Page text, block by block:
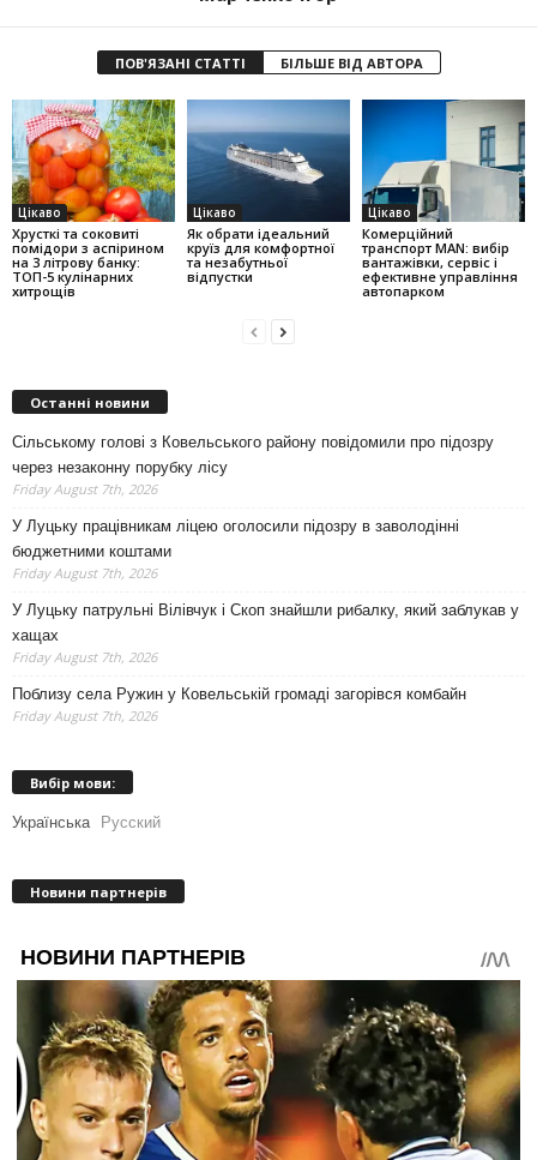
ПОВ'ЯЗАНІ СТАТТІ БІЛЬШЕ ВІД АВТОРА
Цікаво
Хрусткі та соковиті
помідори з аспірином
на 3 літрову банку:
ТОП-5 кулінарних
хитрощів
Цікаво
Як обрати ідеальний
круїз для комфортної
та незабутньої
відпустки
Цікаво
Комерційний
транспорт MAN: вибір
вантажівки, сервіс і
ефективне управління
автопарком
Останні новини
Сільському голові з Ковельського району повідомили про підозру
через незаконну порубку лісу
Friday August 7th, 2026
У Луцьку працівникам ліцею оголосили підозру в заволодінні
бюджетними коштами
Friday August 7th, 2026
У Луцьку патрульні Вілівчук і Скоп знайшли рибалку, який заблукав у
хащах
Friday August 7th, 2026
Поблизу села Ружин у Ковельській громаді загорівся комбайн
Friday August 7th, 2026
Вибір мови:
Українська Русский
Новини партнерів